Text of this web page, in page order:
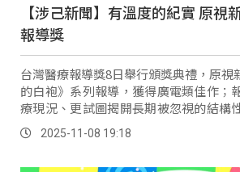
【涉己新聞】有溫度的紀實 原視
報導獎
台灣醫療報導獎8日舉行頒獎典禮，原視
的白袍》系列報導，獲得廣電類佳作；
療現況、更試圖揭開長期被忽視的結構
持續集中於都市，偏遠部落在有限條件
醫療量能，成為社會不可忽視的議題。
2025-11-08 19:18